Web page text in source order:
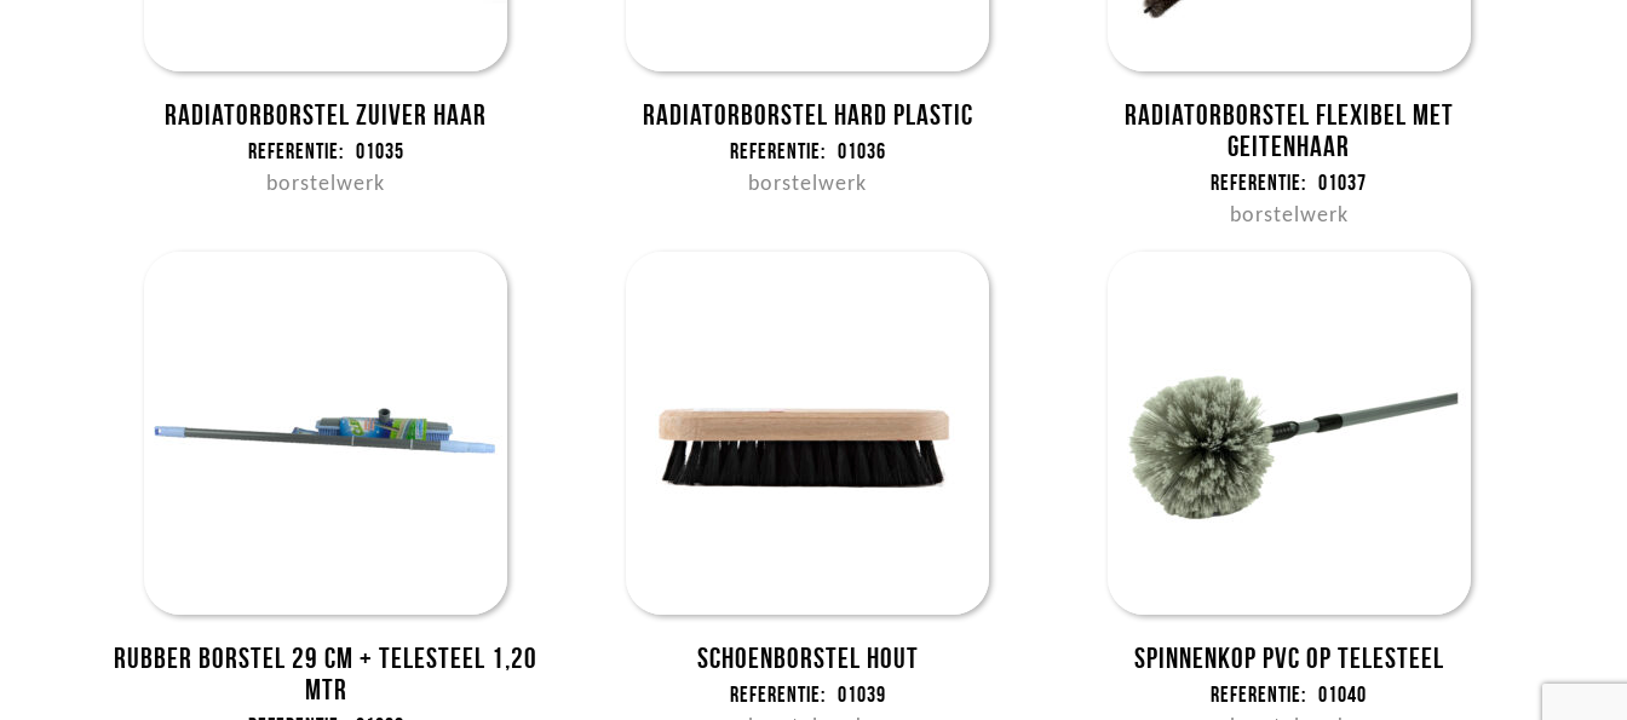
Radiatorborstel zuiver haar
Referentie: 01035
borstelwerk
Radiatorborstel hard plastic
Referentie: 01036
borstelwerk
Radiatorborstel flexibel met
geitenhaar
Referentie: 01037
borstelwerk
Rubber borstel 29 cm + telesteel 1,20
mtr
Schoenborstel hout
Referentie: 01039
Spinnenkop pvc op telesteel
Referentie: 01040